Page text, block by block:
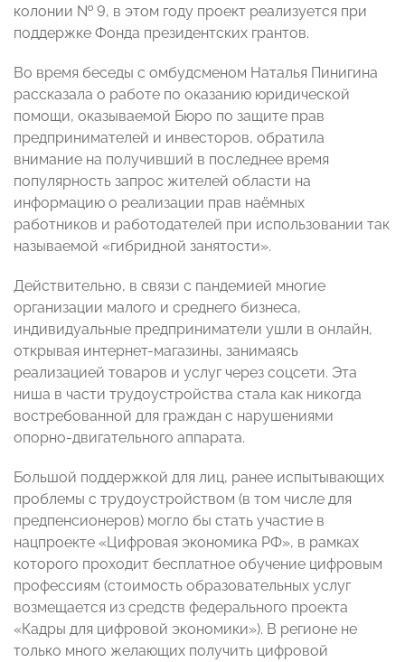
колонии № 9, в этом году проект реализуется при
поддержке Фонда президентских грантов.
Во время беседы с омбудсменом Наталья Пинигина
рассказала о работе по оказанию юридической
помощи, оказываемой Бюро по защите прав
предпринимателей и инвесторов, обратила
внимание на получивший в последнее время
популярность запрос жителей области на
информацию о реализации прав наёмных
работников и работодателей при использовании так
называемой «гибридной занятости».
Действительно, в связи с пандемией многие
организации малого и среднего бизнеса,
индивидуальные предприниматели ушли в онлайн,
открывая интернет-магазины, занимаясь
реализацией товаров и услуг через соцсети. Эта
ниша в части трудоустройства стала как никогда
востребованной для граждан с нарушениями
опорно-двигательного аппарата.
Большой поддержкой для лиц, ранее испытывающих
проблемы с трудоустройством (в том числе для
предпенсионеров) могло бы стать участие в
нацпроекте «Цифровая экономика РФ», в рамках
которого проходит бесплатное обучение цифровым
профессиям (стоимость образовательных услуг
возмещается из средств федерального проекта
«Кадры для цифровой экономики»). В регионе не
только много желающих получить цифровой